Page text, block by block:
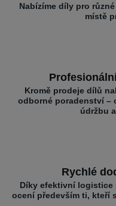
Nabízíme díly pro
místě
Kromě prodeje dílů
odborné poradenství –
údržbu
Rychlé
Díky efektivní logistice
ocení především ti, kteří